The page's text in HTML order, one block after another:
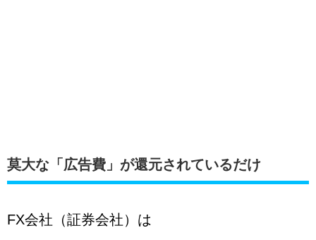
莫大な「広告費」が還元されているだけ
FX会社（証券会社）は